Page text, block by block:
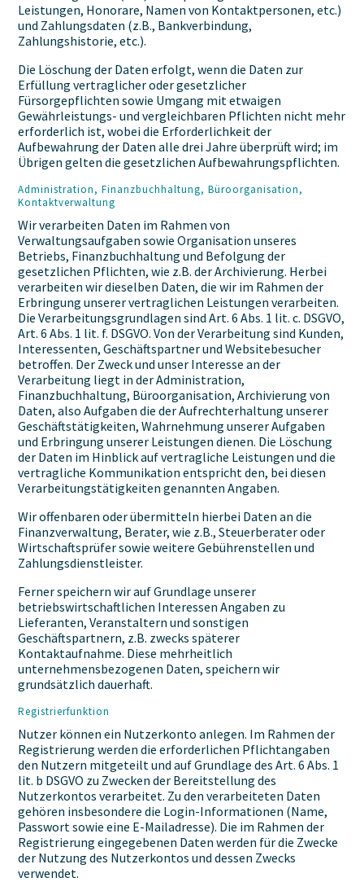
Leistungen, Honorare, Namen von Kontaktpersonen, etc.)
und Zahlungsdaten (z.B., Bankverbindung,
Zahlungshistorie, etc.).
Die Löschung der Daten erfolgt, wenn die Daten zur
Erfüllung vertraglicher oder gesetzlicher
Fürsorgepflichten sowie Umgang mit etwaigen
Gewährleistungs- und vergleichbaren Pflichten nicht mehr
erforderlich ist, wobei die Erforderlichkeit der
Aufbewahrung der Daten alle drei Jahre überprüft wird; im
Übrigen gelten die gesetzlichen Aufbewahrungspflichten.
Administration, Finanzbuchhaltung, Büroorganisation,
Kontaktverwaltung
Wir verarbeiten Daten im Rahmen von
Verwaltungsaufgaben sowie Organisation unseres
Betriebs, Finanzbuchhaltung und Befolgung der
gesetzlichen Pflichten, wie z.B. der Archivierung. Herbei
verarbeiten wir dieselben Daten, die wir im Rahmen der
Erbringung unserer vertraglichen Leistungen verarbeiten.
Die Verarbeitungsgrundlagen sind Art. 6 Abs. 1 lit. c. DSGVO,
Art. 6 Abs. 1 lit. f. DSGVO. Von der Verarbeitung sind Kunden,
Interessenten, Geschäftspartner und Websitebesucher
betroffen. Der Zweck und unser Interesse an der
Verarbeitung liegt in der Administration,
Finanzbuchhaltung, Büroorganisation, Archivierung von
Daten, also Aufgaben die der Aufrechterhaltung unserer
Geschäftstätigkeiten, Wahrnehmung unserer Aufgaben
und Erbringung unserer Leistungen dienen. Die Löschung
der Daten im Hinblick auf vertragliche Leistungen und die
vertragliche Kommunikation entspricht den, bei diesen
Verarbeitungstätigkeiten genannten Angaben.
Wir offenbaren oder übermitteln hierbei Daten an die
Finanzverwaltung, Berater, wie z.B., Steuerberater oder
Wirtschaftsprüfer sowie weitere Gebührenstellen und
Zahlungsdienstleister.
Ferner speichern wir auf Grundlage unserer
betriebswirtschaftlichen Interessen Angaben zu
Lieferanten, Veranstaltern und sonstigen
Geschäftspartnern, z.B. zwecks späterer
Kontaktaufnahme. Diese mehrheitlich
unternehmensbezogenen Daten, speichern wir
grundsätzlich dauerhaft.
Registrierfunktion
Nutzer können ein Nutzerkonto anlegen. Im Rahmen der
Registrierung werden die erforderlichen Pflichtangaben
den Nutzern mitgeteilt und auf Grundlage des Art. 6 Abs. 1
lit. b DSGVO zu Zwecken der Bereitstellung des
Nutzerkontos verarbeitet. Zu den verarbeiteten Daten
gehören insbesondere die Login-Informationen (Name,
Passwort sowie eine E-Mailadresse). Die im Rahmen der
Registrierung eingegebenen Daten werden für die Zwecke
der Nutzung des Nutzerkontos und dessen Zwecks
verwendet.